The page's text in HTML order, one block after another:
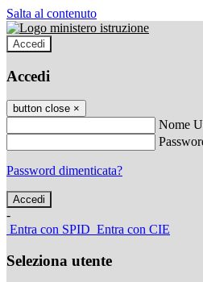
Salta al contenuto
Accedi
Accedi
button close ×
Nome
Password dimenticata?
-
Entra con SPID Entra con CIE
Seleziona utente